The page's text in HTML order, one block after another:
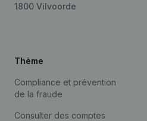
1800 Vilvoorde
Thème
Compliance et prévention
de la fraude
Consulter des comptes